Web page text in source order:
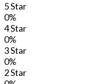
5 Star
0%
4 Star
0%
3 Star
0%
2 Star